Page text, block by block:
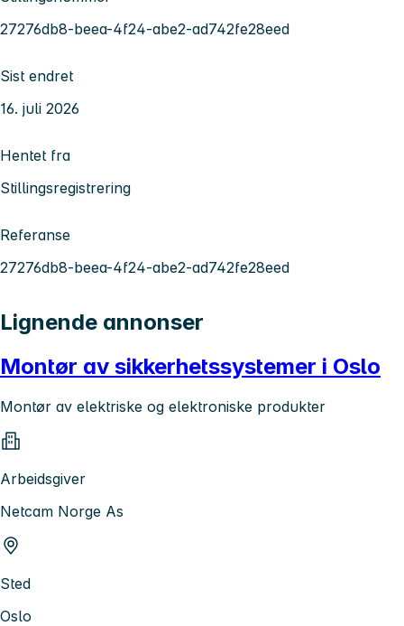
27276db8-beea-4f24-abe2-ad742fe28eed
Sist endret
16. juli 2026
Hentet fra
Stillingsregistrering
Referanse
27276db8-beea-4f24-abe2-ad742fe28eed
Lignende annonser
Montør av sikkerhetssystemer i Oslo
Montør av elektriske og elektroniske produkter
Arbeidsgiver
Netcam Norge As
Sted
Oslo